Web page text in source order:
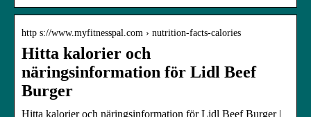
http s://www.myfitnesspal.com › nutrition-facts-calories
Hitta kalorier och
näringsinformation för Lidl Beef
Burger
Hitta kalorier och näringsinformation för Lidl Beef Burger |